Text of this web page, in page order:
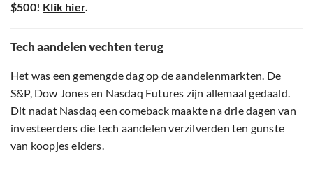
$500! Klik hier.
Tech aandelen vechten terug
Het was een gemengde dag op de aandelenmarkten. De
S&P, Dow Jones en Nasdaq Futures zijn allemaal gedaald.
Dit nadat Nasdaq een comeback maakte na drie dagen van
investeerders die tech aandelen verzilverden ten gunste
van koopjes elders.